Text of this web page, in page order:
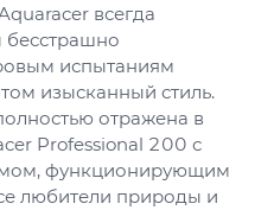
всегда
бесстрашно
испытаниям
изысканный стиль.
отражена в
Professional 200 с
функционирующим
любители природы и